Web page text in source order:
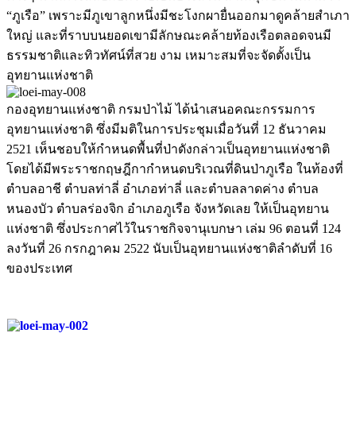
“ภูเรือ” เพราะมีภูเขาลูกหนึ่งมีชะโงกผายื่นออกมาดูคล้ายสำเภา
ใหญ่ และที่ราบบนยอดเขามีลักษณะคล้ายท้องเรือตลอดจนมี
ธรรมชาติและทิวทัศน์ที่สวย งาม เหมาะสมที่จะจัดตั้งเป็น
อุทยานแห่งชาติ
กองอุทยานแห่งชาติ กรมป่าไม้ ได้นำเสนอคณะกรรมการ
อุทยานแห่งชาติ ซึ่งมีมติในการประชุมเมื่อวันที่ 12 ธันวาคม
2521 เห็นชอบให้กำหนดพื้นที่ป่าดังกล่าวเป็นอุทยานแห่งชาติ
โดยได้มีพระราชกฤษฎีกากำหนดบริเวณที่ดินป่าภูเรือ ในท้องที่
ตำบลอาชี ตำบลท่าลี่ อำเภอท่าลี่ และตำบลลาดค่าง ตำบล
หนองบัว ตำบลร่องจิก อำเภอภูเรือ จังหวัดเลย ให้เป็นอุทยาน
แห่งชาติ ซึ่งประกาศไว้ในราชกิจจานุเบกษา เล่ม 96 ตอนที่ 124
ลงวันที่ 26 กรกฎาคม 2522 นับเป็นอุทยานแห่งชาติลำดับที่ 16
ของประเทศ